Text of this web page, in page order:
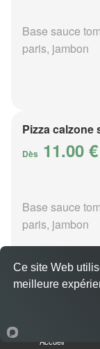
Base sauce
paris, jambon
Pizza calzone
Dès 11.00 €
Base sauce
paris, jambon
Pizza 4
Accueil
Ce site Web
meilleure